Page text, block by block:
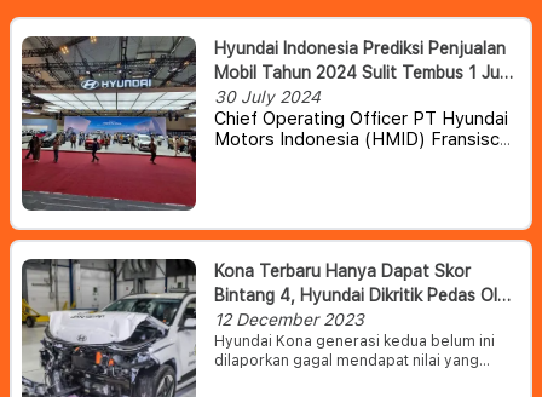
Hyundai Indonesia Prediksi Penjualan
Mobil Tahun 2024 Sulit Tembus 1 Juta
Unit
30 July 2024
Chief Operating Officer PT Hyundai
Motors Indonesia (HMID) Fransiscus
Kona Terbaru Hanya Dapat Skor
Bintang 4, Hyundai Dikritik Pedas Oleh
Europe NCAP
12 December 2023
Hyundai Kona generasi kedua belum ini
dilaporkan gagal mendapat nilai yang